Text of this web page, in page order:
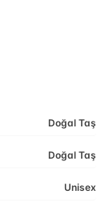
Doğal Taş
Doğal Taş
Unisex